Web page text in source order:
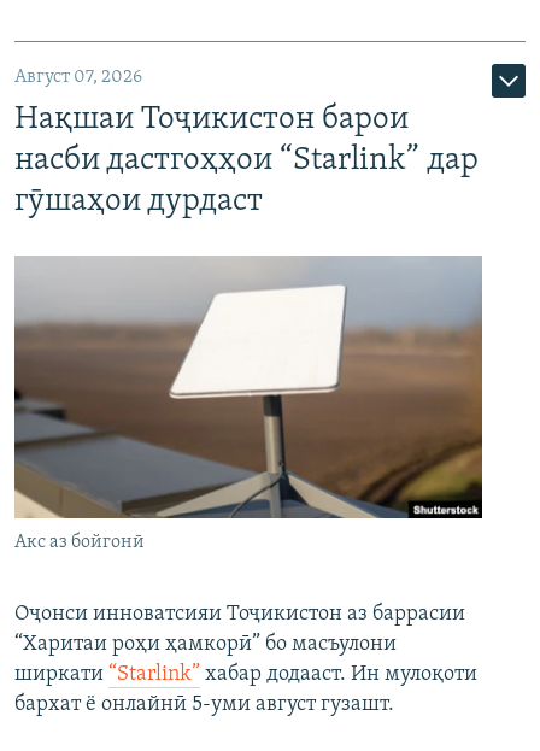
Август 07, 2026
Нақшаи Тоҷикистон барои
насби дастгоҳҳои “Starlink” дар
гӯшаҳои дурдаст
Акс аз бойгонӣ
Оҷонси инноватсияи Тоҷикистон аз баррасии
“Харитаи роҳи ҳамкорӣ” бо масъулони
ширкати “Starlink” хабар додааст. Ин мулоқоти
бархат ё онлайнӣ 5-уми август гузашт.